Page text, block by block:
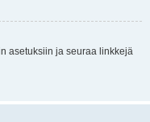
asetuksiin ja seuraa linkkejä